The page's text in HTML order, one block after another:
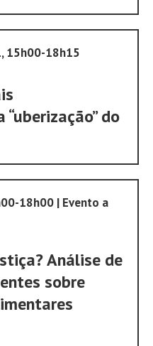
15h00-18h15
do
18h00 | Evento a
Análise de
sobre